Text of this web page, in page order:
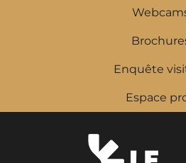
Enquête
Espace